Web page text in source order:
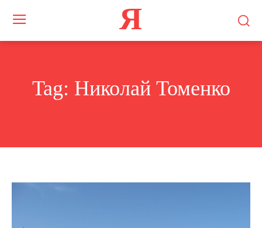
Я
Tag: Николай Томенко